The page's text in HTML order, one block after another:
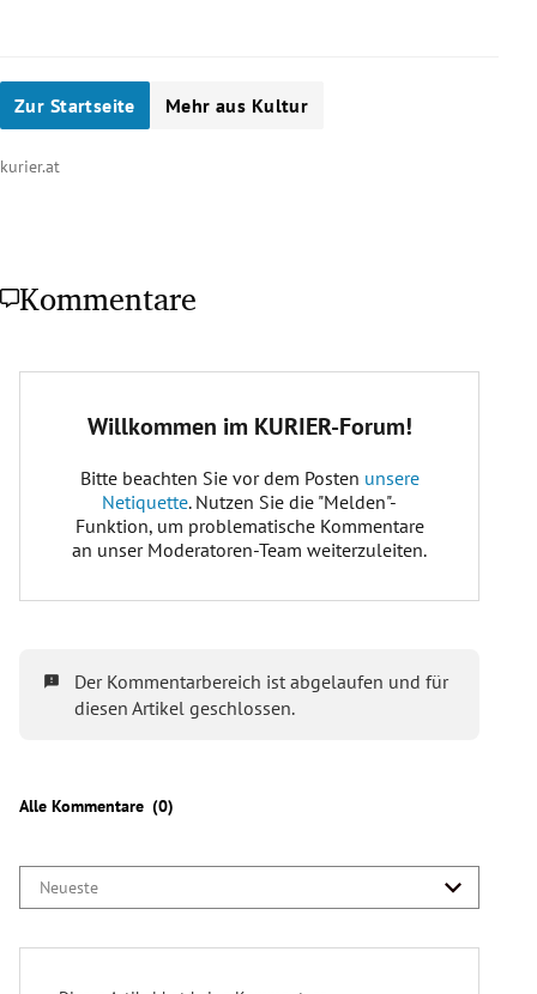
Zur Startseite Mehr aus Kultur
kurier.at
Kommentare